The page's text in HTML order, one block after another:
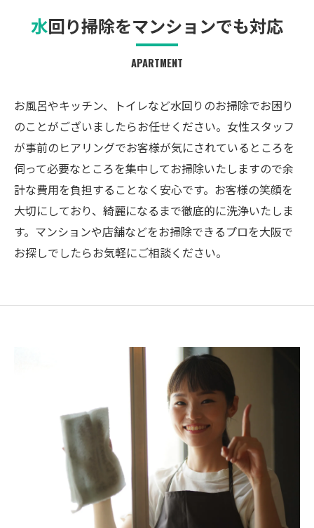
水回り掃除をマンションでも対応
APARTMENT
お風呂やキッチン、トイレなど水回りのお掃除でお困り
のことがございましたらお任せください。女性スタッフ
が事前のヒアリングでお客様が気にされているところを
伺って必要なところを集中してお掃除いたしますので余
計な費用を負担することなく安心です。お客様の笑顔を
大切にしており、綺麗になるまで徹底的に洗浄いたしま
す。マンションや店舗などをお掃除できるプロを大阪で
お探しでしたらお気軽にご相談ください。